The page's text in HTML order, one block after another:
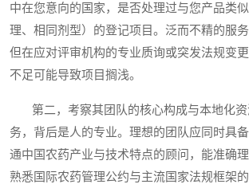
中在您意向的国家，是否处理过与您产品类
理、相同剂型）的登记项目。泛而不精的服务
但在应对评审机构的专业质询或突发法规变
不足可能导致项目搁浅。
第二，考察其团队的核心构成与本地化资
务，背后是人的专业。理想的团队应同时具
通中国农药产业与技术特点的顾问，能准确理
熟悉国际农药管理公约与主流国家法规框架